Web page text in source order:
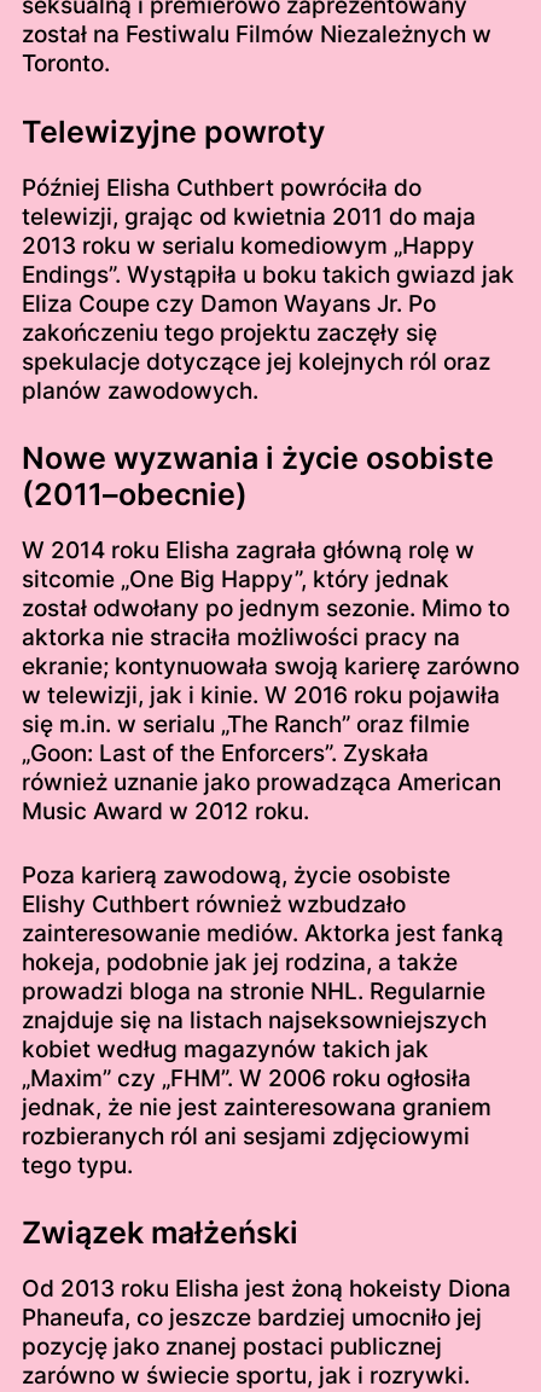
seksualną i premierowo zaprezentowany
został na Festiwalu Filmów Niezależnych w
Toronto.
Telewizyjne powroty
Później Elisha Cuthbert powróciła do
telewizji, grając od kwietnia 2011 do maja
2013 roku w serialu komediowym „Happy
Endings”. Wystąpiła u boku takich gwiazd jak
Eliza Coupe czy Damon Wayans Jr. Po
zakończeniu tego projektu zaczęły się
spekulacje dotyczące jej kolejnych ról oraz
planów zawodowych.
Nowe wyzwania i życie osobiste
(2011–obecnie)
W 2014 roku Elisha zagrała główną rolę w
sitcomie „One Big Happy”, który jednak
został odwołany po jednym sezonie. Mimo to
aktorka nie straciła możliwości pracy na
ekranie; kontynuowała swoją karierę zarówno
w telewizji, jak i kinie. W 2016 roku pojawiła
się m.in. w serialu „The Ranch” oraz filmie
„Goon: Last of the Enforcers”. Zyskała
również uznanie jako prowadząca American
Music Award w 2012 roku.
Poza karierą zawodową, życie osobiste
Elishy Cuthbert również wzbudzało
zainteresowanie mediów. Aktorka jest fanką
hokeja, podobnie jak jej rodzina, a także
prowadzi bloga na stronie NHL. Regularnie
znajduje się na listach najseksowniejszych
kobiet według magazynów takich jak
„Maxim” czy „FHM”. W 2006 roku ogłosiła
jednak, że nie jest zainteresowana graniem
rozbieranych ról ani sesjami zdjęciowymi
tego typu.
Związek małżeński
Od 2013 roku Elisha jest żoną hokeisty Diona
Phaneufa, co jeszcze bardziej umocniło jej
pozycję jako znanej postaci publicznej
zarówno w świecie sportu, jak i rozrywki.